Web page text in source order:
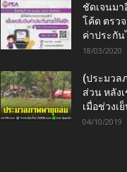
ชัดเจนมา
โค้ด ตรว
ค่าประกั
18/03/2020
(ประมวล
ส่วน หลัง
เมื่อช่วงเ
04/10/2019